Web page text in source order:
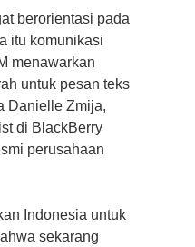
berorientasi pada
itu komunikasi
menawarkan
untuk pesan teks
Danielle Zmija,
di BlackBerry
perusahaan
Indonesia untuk
sekarang